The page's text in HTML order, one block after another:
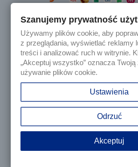
Produkty
Nasza firma
© 2025 - Sklep internetowy
Szanujemy prywatność
Używamy plików cookie, aby
z przeglądania, wyświetlać reklamy
treści i analizować ruch w witrynie.
„Akceptuj wszystko” oznacza
używanie plików cookie.
Ustawienia
Odrzuć
Akceptuj